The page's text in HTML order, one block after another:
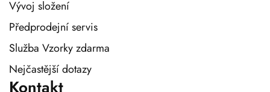
Vývoj složení
Předprodejní servis
Služba Vzorky zdarma
Nejčastější dotazy
Kontakt